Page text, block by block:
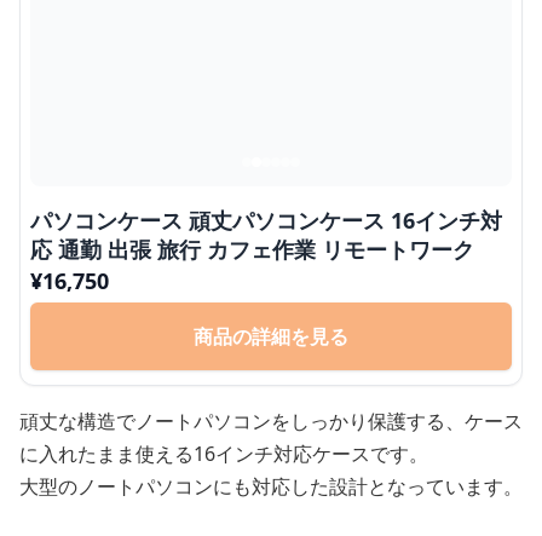
パソコンケース 頑丈パソコンケース 16インチ対
応 通勤 出張 旅行 カフェ作業 リモートワーク
¥16,750
商品の詳細を見る
頑丈な構造でノートパソコンをしっかり保護する、ケース
に入れたまま使える16インチ対応ケースです。
大型のノートパソコンにも対応した設計となっています。